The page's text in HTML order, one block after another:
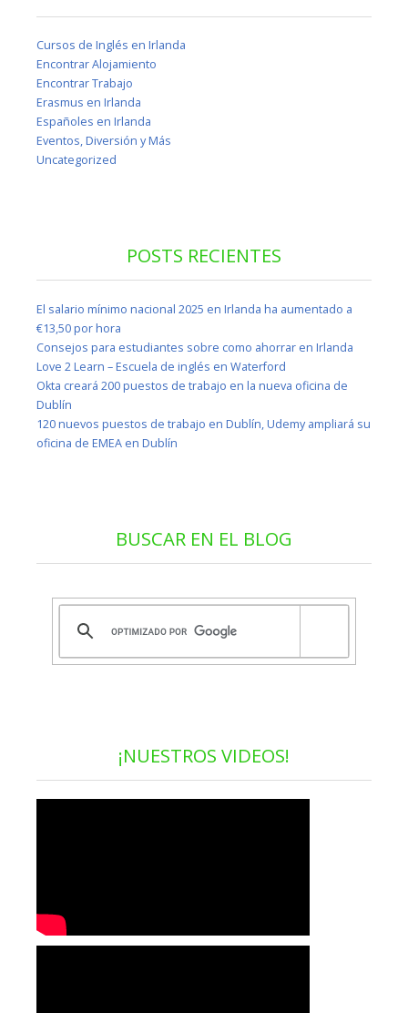
Cursos de Inglés en Irlanda
Encontrar Alojamiento
Encontrar Trabajo
Erasmus en Irlanda
Españoles en Irlanda
Eventos, Diversión y Más
Uncategorized
POSTS RECIENTES
El salario mínimo nacional 2025 en Irlanda ha aumentado a
€13,50 por hora
Consejos para estudiantes sobre como ahorrar en Irlanda
Love 2 Learn – Escuela de inglés en Waterford
Okta creará 200 puestos de trabajo en la nueva oficina de
Dublín
120 nuevos puestos de trabajo en Dublín, Udemy ampliará su
oficina de EMEA en Dublín
BUSCAR EN EL BLOG
¡NUESTROS VIDEOS!